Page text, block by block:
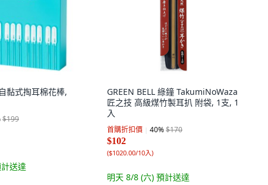
黏式掏耳棉花棒,
$199
送達
GREEN BELL 綠鐘 TakumiNoWaza
匠之技 高級煤竹製耳扒 附袋, 1支, 1
入
首購折扣價 40%$170
$102
($1020.00/10入)
明天 8/8 (六) 預計送達